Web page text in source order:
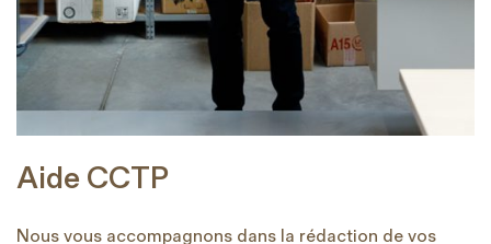
Aide CCTP
Nous vous accompagnons dans la rédaction de vos